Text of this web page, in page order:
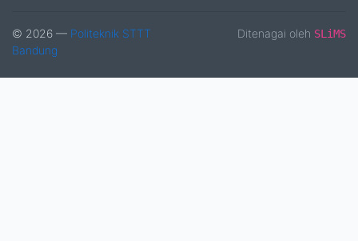
© 2026 — Politeknik STTT
Bandung
Ditenagai oleh SLiMS